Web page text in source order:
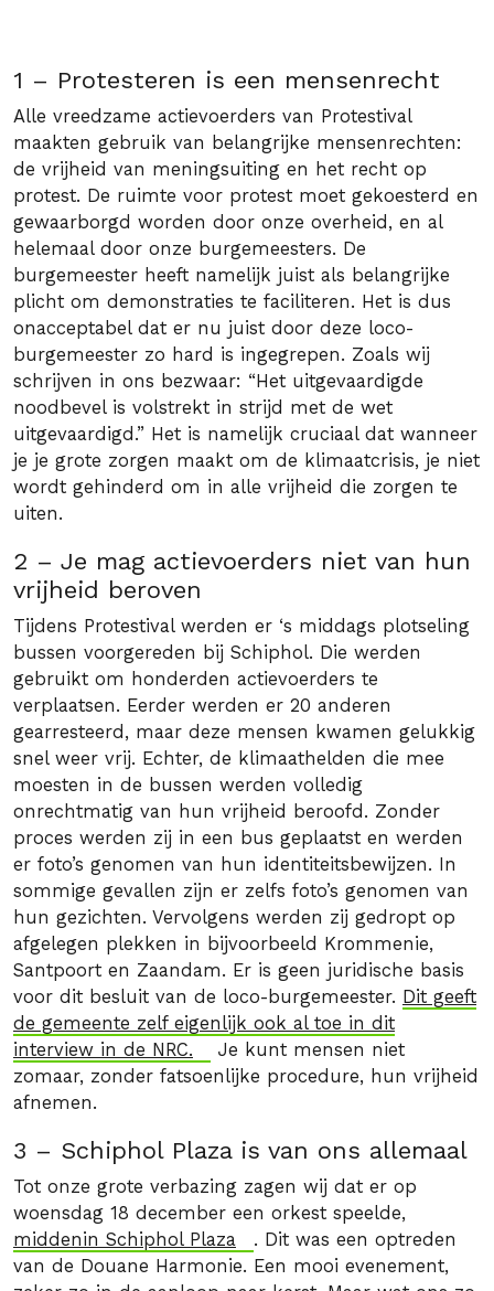
1 – Protesteren is een mensenrecht
Alle vreedzame actievoerders van Protestival
maakten gebruik van belangrijke mensenrechten:
de vrijheid van meningsuiting en het recht op
protest. De ruimte voor protest moet gekoesterd en
gewaarborgd worden door onze overheid, en al
helemaal door onze burgemeesters. De
burgemeester heeft namelijk juist als belangrijke
plicht om demonstraties te faciliteren. Het is dus
onacceptabel dat er nu juist door deze loco-
burgemeester zo hard is ingegrepen. Zoals wij
schrijven in ons bezwaar: “Het uitgevaardigde
noodbevel is volstrekt in strijd met de wet
uitgevaardigd.” Het is namelijk cruciaal dat wanneer
je je grote zorgen maakt om de klimaatcrisis, je niet
wordt gehinderd om in alle vrijheid die zorgen te
uiten.
2 – Je mag actievoerders niet van hun
vrijheid beroven
Tijdens Protestival werden er ‘s middags plotseling
bussen voorgereden bij Schiphol. Die werden
gebruikt om honderden actievoerders te
verplaatsen. Eerder werden er 20 anderen
gearresteerd, maar deze mensen kwamen gelukkig
snel weer vrij. Echter, de klimaathelden die mee
moesten in de bussen werden volledig
onrechtmatig van hun vrijheid beroofd. Zonder
proces werden zij in een bus geplaatst en werden
er foto’s genomen van hun identiteitsbewijzen. In
sommige gevallen zijn er zelfs foto’s genomen van
hun gezichten. Vervolgens werden zij gedropt op
afgelegen plekken in bijvoorbeeld Krommenie,
Santpoort en Zaandam. Er is geen juridische basis
voor dit besluit van de loco-burgemeester. Dit geeft
de gemeente zelf eigenlijk ook al toe in dit
interview in de NRC.
Je kunt mensen niet
zomaar, zonder fatsoenlijke procedure, hun vrijheid
afnemen.
3 – Schiphol Plaza is van ons allemaal
Tot onze grote verbazing zagen wij dat er op
woensdag 18 december een orkest speelde,
middenin Schiphol Plaza
. Dit was een optreden
van de Douane Harmonie. Een mooi evenement,